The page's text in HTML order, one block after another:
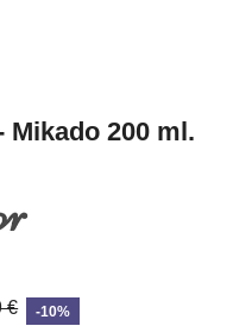
Mikado 200 ml.
€ -10%